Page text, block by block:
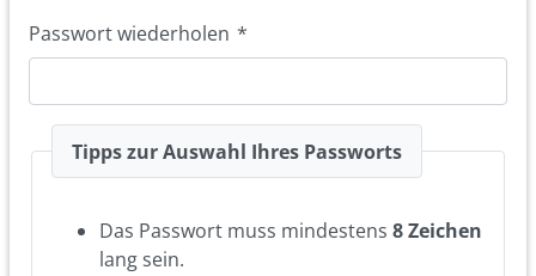
Passwort wiederholen *
Tipps zur Auswahl Ihres Passworts
Das Passwort muss mindestens 8 Zeichen
lang sein.